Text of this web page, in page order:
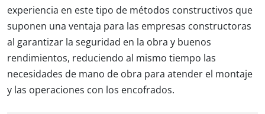
experiencia en este tipo de métodos constructivos que
suponen una ventaja para las empresas constructoras
al garantizar la seguridad en la obra y buenos
rendimientos, reduciendo al mismo tiempo las
necesidades de mano de obra para atender el montaje
y las operaciones con los encofrados.